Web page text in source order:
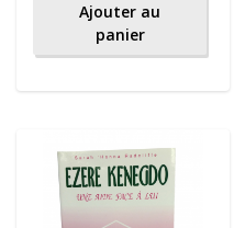
Ajouter au
panier